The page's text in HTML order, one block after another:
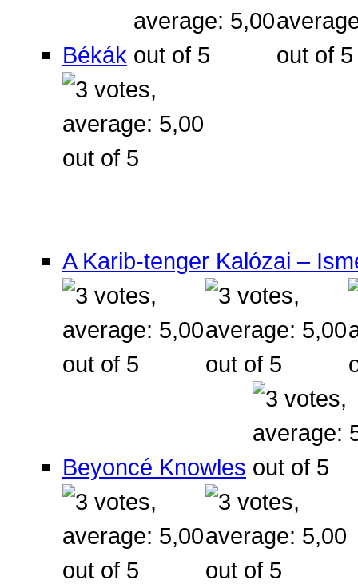
Békák
A Karib-tenger Kalózai –
Beyoncé Knowles